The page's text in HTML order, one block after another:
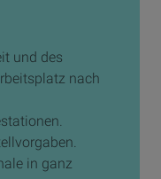
und des
nach
in ganz